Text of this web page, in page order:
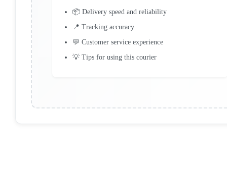
📦 Delivery speed and reliability
📍 Tracking accuracy
💬 Customer service experience
💡 Tips for using this courier